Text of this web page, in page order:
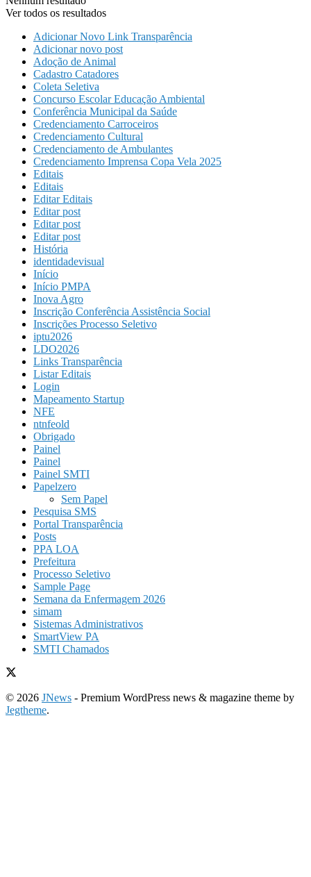
Ver todos os resultados
Adicionar Novo Link Transparência
Adicionar novo post
Adoção de Animal
Cadastro Catadores
Coleta Seletiva
Concurso Escolar Educação Ambiental
Conferência Municipal da Saúde
Credenciamento Carroceiros
Credenciamento Cultural
Credenciamento de Ambulantes
Credenciamento Imprensa Copa Vela 2025
Editais
Editais
Editar Editais
Editar post
Editar post
Editar post
História
identidadevisual
Início
Início PMPA
Inova Agro
Inscrição Conferência Assistência Social
Inscrições Processo Seletivo
iptu2026
LDO2026
Links Transparência
Listar Editais
Login
Mapeamento Startup
NFE
ntnfeold
Obrigado
Painel
Painel
Painel SMTI
Papelzero
Sem Papel
Pesquisa SMS
Portal Transparência
Posts
PPA LOA
Prefeitura
Processo Seletivo
Sample Page
Semana da Enfermagem 2026
simam
Sistemas Administrativos
SmartView PA
SMTI Chamados
© 2026 JNews - Premium WordPress news & magazine theme by
Jegtheme.